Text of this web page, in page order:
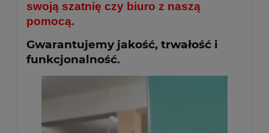
swoją szatnię czy biuro z naszą
pomocą.
Gwarantujemy jakość, trwałość i
funkcjonalność.